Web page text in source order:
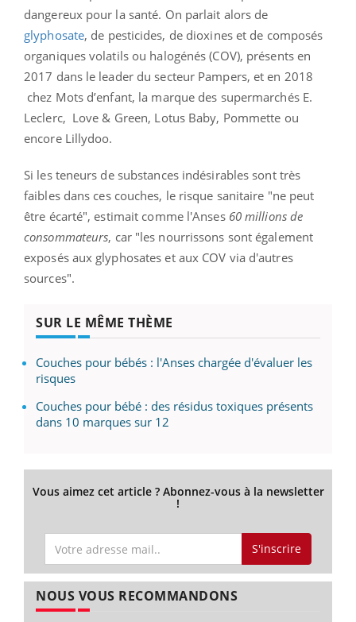
dangereux pour la santé. On parlait alors de
glyphosate, de pesticides, de dioxines et de composés
organiques volatils ou halogénés (COV), présents en
2017 dans le leader du secteur Pampers, et en 2018
chez Mots d’enfant, la marque des supermarchés E.
Leclerc, Love & Green, Lotus Baby, Pommette ou
encore Lillydoo.
Si les teneurs de substances indésirables sont très
faibles dans ces couches, le risque sanitaire "ne peut
être écarté", estimait comme l'Anses 60 millions de
consommateurs, car "les nourrissons sont également
exposés aux glyphosates et aux COV via d'autres
sources".
SUR LE MÊME THÈME
Couches pour bébés : l'Anses chargée d'évaluer les
risques
Couches pour bébé : des résidus toxiques présents
dans 10 marques sur 12
Vous aimez cet article ? Abonnez-vous à la newsletter
!
S'inscrire
NOUS VOUS RECOMMANDONS